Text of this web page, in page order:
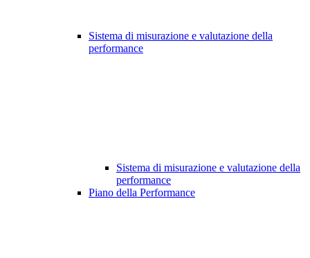
Sistema di misurazione e valutazione della
performance
Sistema di misurazione e valutazione della
performance
Piano della Performance